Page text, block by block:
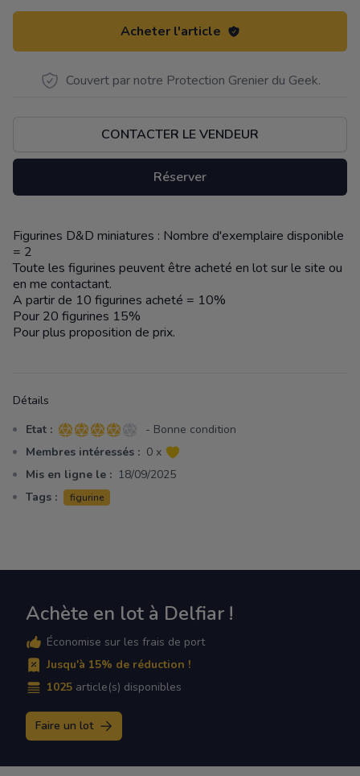
Acheter l'article
Couvert par notre Protection Grenier du Geek.
CONTACTER LE VENDEUR
Réserver
Description
Figurines D&D miniatures : Nombre d'exemplaire disponible
= 2
Toute les figurines peuvent être acheté en lot sur le site ou
en me contactant.
A partir de 10 figurines acheté = 10%
Pour 20 figurines 15%
Pour plus proposition de prix.
Détails
Etat : 4 sur 5 étoiles
- Bonne condition
Membres intéressés : 0 x
Mis en ligne le : 18/09/2025
Tags :
figurine
Achète en lot à Delfiar !
Économise sur les frais de port
Jusqu'à 15% de réduction !
1025 article(s) disponibles
Faire un lot